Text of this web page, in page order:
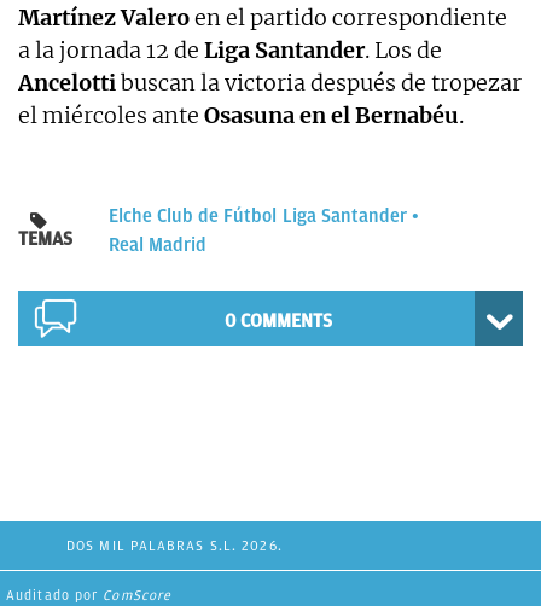
Martínez Valeroen el partido correspondiente
a la jornada 12 de Liga Santander. Los de
Ancelottibuscan la victoria después de tropezar
el miércoles ante Osasuna en el Bernabéu.
TEMAS
Elche Club de Fútbol Liga Santander
Real Madrid
0 COMMENTS
DOS MIL PALABRAS S.L. 2026.
Auditado por ComScore